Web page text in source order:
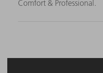
Comfort & Professional.